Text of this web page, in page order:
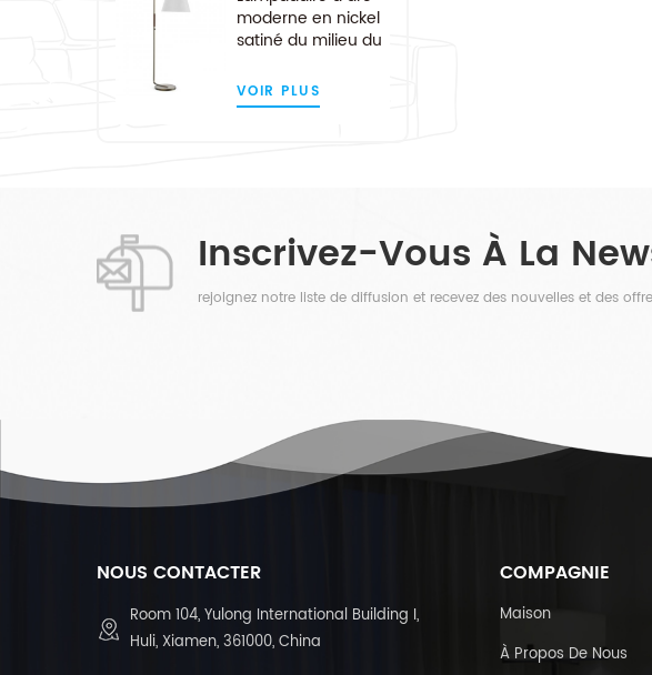
moderne en nickel
satiné du milieu du
VOIR PLUS
Inscrivez-Vous À La
rejoignez notre liste de diffusion et recevez des nouvelles et des
NOUS CONTACTER
Room 104, Yulong International Building I,
Huli, Xiamen, 361000, China
COMPAGNIE
Maison
À Propos De Nous